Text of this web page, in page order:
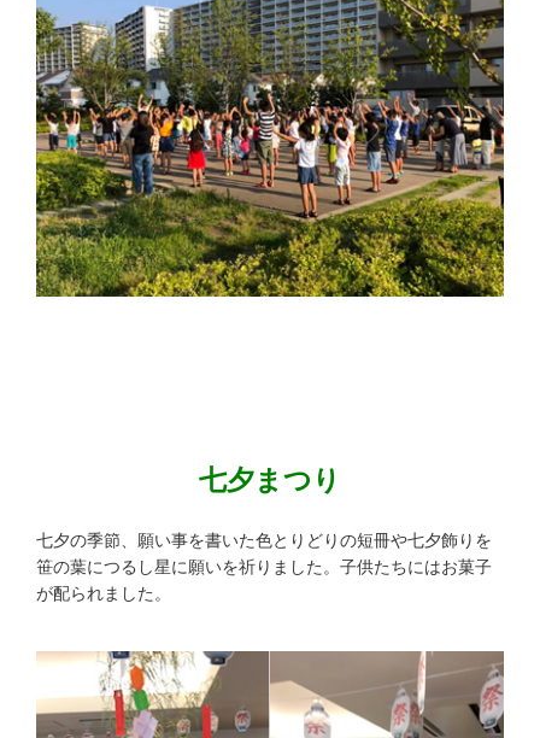
七夕まつり
七夕の季節、願い事を書いた色とりどりの短冊や七夕飾りを
笹の葉につるし星に願いを祈りました。子供たちにはお菓子
が配られました。